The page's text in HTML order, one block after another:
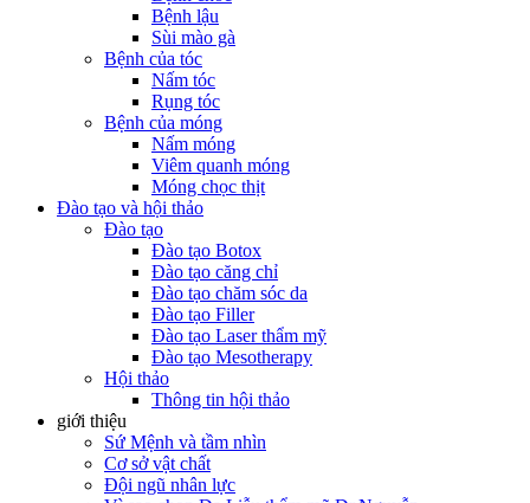
Bệnh lậu
Sùi mào gà
Bệnh của tóc
Nấm tóc
Rụng tóc
Bệnh của móng
Nấm móng
Viêm quanh móng
Móng chọc thịt
Đào tạo và hội thảo
Đào tạo
Đào tạo Botox
Đào tạo căng chỉ
Đào tạo chăm sóc da
Đào tạo Filler
Đào tạo Laser thẩm mỹ
Đào tạo Mesotherapy
Hội thảo
Thông tin hội thảo
giới thiệu
Sứ Mệnh và tầm nhìn
Cơ sở vật chất
Đội ngũ nhân lực